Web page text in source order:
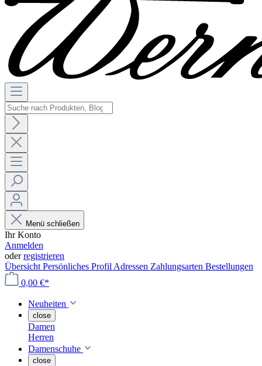
Menü schließen
Ihr Konto
Anmelden
oderregistrieren
Übersicht Persönliches Profil Adressen Zahlungsarten Bestellungen
0,00 €*
Neuheiten
close
Damen
Herren
Damenschuhe
close